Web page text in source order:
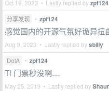
Oct 19, 2023 • Lastly replied byzpf124
分享发现 • zpf124
感觉国内的开源气氛好诡异扭
Aug 9, 2023 • Lastly replied bysbilly
DotA • zpf124
TI 门票秒没啊....
May 25, 2019 • Lastly replied by